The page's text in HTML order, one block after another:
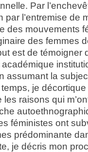
Par
par l’entremise de
des mouvements
des femmes
est de témoigner
académique
assumant la
je
les raisons qui
féministes ont
prédominante
je décris mon